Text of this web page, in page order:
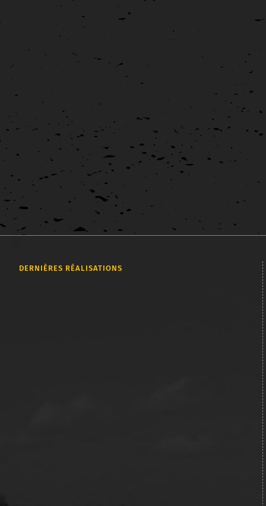
Signalétique véhicule
L'entreprise Hénaff m'a fait confiance pour la réalisation d'une
signalétique sur véhicule utilitaire afin de promouvoir les
produits de la gamme Hénaff Sélection. [...]
DERNIÈRES RÉALISATIONS